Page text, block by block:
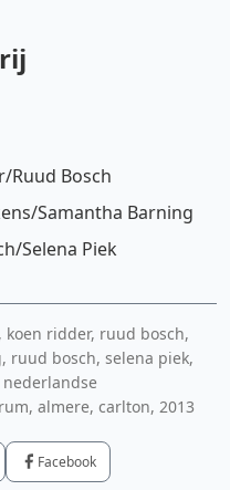
Ruud Bosch
Samantha Barning
Selena Piek
koen ridder, ruud bosch,
ruud bosch, selena piek,
almere, carlton, 2013
Facebook